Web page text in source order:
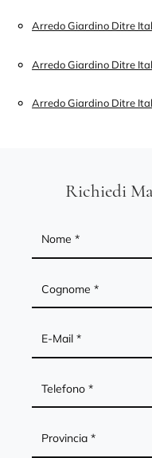
Arredo Giardino Ditre
Arredo Giardino Ditre
Arredo Giardino Ditre
Richiedi